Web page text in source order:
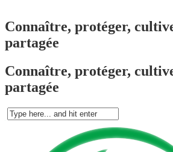
Connaître, protéger,
partagée
Connaître, protéger,
partagée